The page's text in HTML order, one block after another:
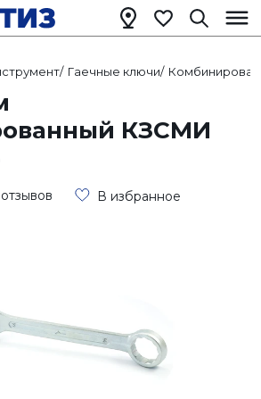
/ Гаечные ключи/
КЗСМИ
0 отзывов В избранное